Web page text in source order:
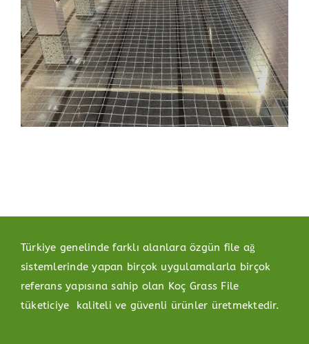
Türkiye genelinde farklı alanlara özgün file ağ
sistemlerinde yapan birçok uygulamalarla birçok
referans yapısına sahip olan Koç Grass File
tüketiciye kaliteli ve güvenli ürünler üretmektedir.